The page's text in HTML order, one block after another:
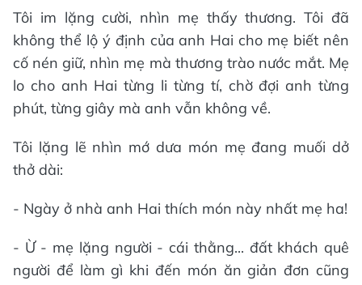
Tôi im lặng cười, nhìn mẹ thấy thương. Tôi đã
không thể lộ ý định của anh Hai cho mẹ biết nên
cố nén giữ, nhìn mẹ mà thương trào nước mắt. Mẹ
lo cho anh Hai từng li từng tí, chờ đợi anh từng
phút, từng giây mà anh vẫn không về.
Tôi lặng lẽ nhìn mớ dưa món mẹ đang muối dở
thở dài:
- Ngày ở nhà anh Hai thích món này nhất mẹ ha!
- Ừ - mẹ lặng người - cái thằng... đất khách quê
người để làm gì khi đến món ăn giản đơn cũng